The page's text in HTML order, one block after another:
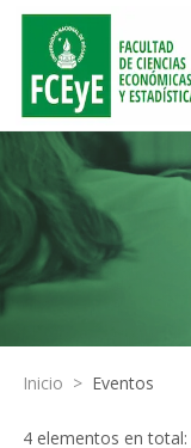
Inicio > Eventos
4 elementos en total: